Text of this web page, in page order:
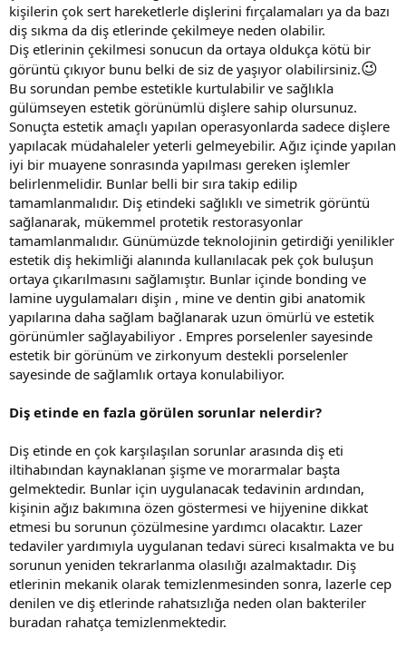
kişilerin çok sert hareketlerle dişlerini fırçalamaları ya da bazı
diş sıkma da diş etlerinde çekilmeye neden olabilir.
Diş etlerinin çekilmesi sonucun da ortaya oldukça kötü bir
görüntü çıkıyor bunu belki de siz de yaşıyor olabilirsiniz.😉
Bu sorundan pembe estetikle kurtulabilir ve sağlıkla
gülümseyen estetik görünümlü dişlere sahip olursunuz.
Sonuçta estetik amaçlı yapılan operasyonlarda sadece dişlere
yapılacak müdahaleler yeterli gelmeyebilir. Ağız içinde yapılan
iyi bir muayene sonrasında yapılması gereken işlemler
belirlenmelidir. Bunlar belli bir sıra takip edilip
tamamlanmalıdır. Diş etindeki sağlıklı ve simetrik görüntü
sağlanarak, mükemmel protetik restorasyonlar
tamamlanmalıdır. Günümüzde teknolojinin getirdiği yenilikler
estetik diş hekimliği alanında kullanılacak pek çok buluşun
ortaya çıkarılmasını sağlamıştır. Bunlar içinde bonding ve
lamine uygulamaları dişin , mine ve dentin gibi anatomik
yapılarına daha sağlam bağlanarak uzun ömürlü ve estetik
görünümler sağlayabiliyor . Empres porselenler sayesinde
estetik bir görünüm ve zirkonyum destekli porselenler
sayesinde de sağlamlık ortaya konulabiliyor.
Diş etinde en fazla görülen sorunlar nelerdir?
Diş etinde en çok karşılaşılan sorunlar arasında diş eti
iltihabından kaynaklanan şişme ve morarmalar başta
gelmektedir. Bunlar için uygulanacak tedavinin ardından,
kişinin ağız bakımına özen göstermesi ve hijyenine dikkat
etmesi bu sorunun çözülmesine yardımcı olacaktır. Lazer
tedaviler yardımıyla uygulanan tedavi süreci kısalmakta ve bu
sorunun yeniden tekrarlanma olasılığı azalmaktadır. Diş
etlerinin mekanik olarak temizlenmesinden sonra, lazerle cep
denilen ve diş etlerinde rahatsızlığa neden olan bakteriler
buradan rahatça temizlenmektedir.